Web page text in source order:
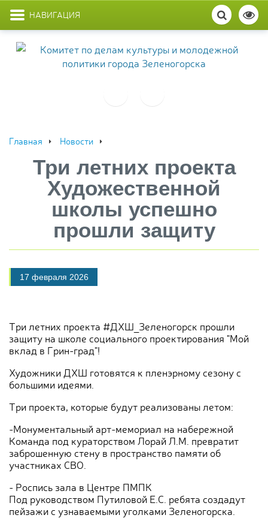
НАВИГАЦИЯ
Главная Новости
Три летних проекта
Художественной
школы успешно
прошли защиту
17 февраля 2026
Три летних проекта #ДХШ_Зеленогорск прошли
защиту на школе социального проектирования "Мой
вклад в Грин-град"!
Художники ДХШ готовятся к пленэрному сезону с
большими идеями.
Три проекта, которые будут реализованы летом:
-Монументальный арт-мемориал на набережной
Команда под кураторством Лорай Л.М. превратит
заброшенную стену в пространство памяти об
участниках СВО.
- Роспись зала в Центре ПМПК
Под руководством Путиловой Е.С. ребята создадут
пейзажи с узнаваемыми уголками Зеленогорска.